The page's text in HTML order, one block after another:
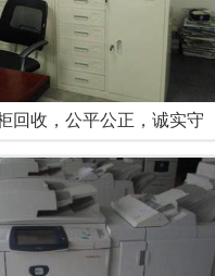
回收，公平公正，诚实守